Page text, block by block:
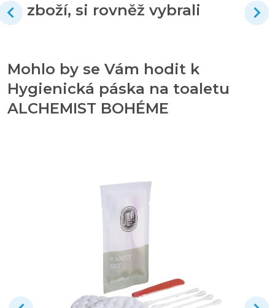
zboží, si rovněž vybrali
Mohlo by se Vám hodit k
Hygienická páska na toaletu
ALCHEMIST BOHÉME